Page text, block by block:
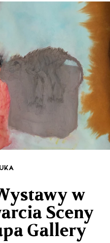
w
Sceny
Gallery